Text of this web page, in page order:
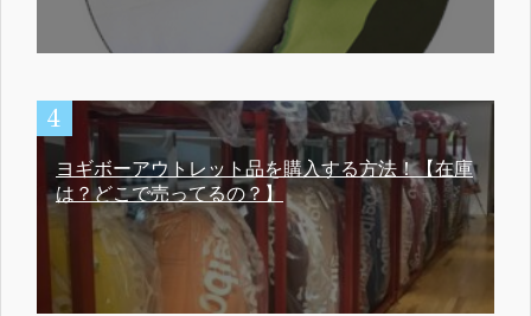
ヨギボーアウトレット品を購入する方法！【在庫
は？どこで売ってるの？】